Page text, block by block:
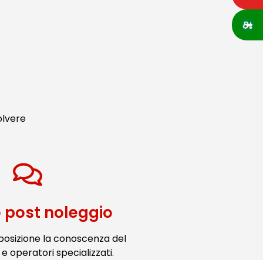
post noleggio
la conoscenza del
operatori specializzati.